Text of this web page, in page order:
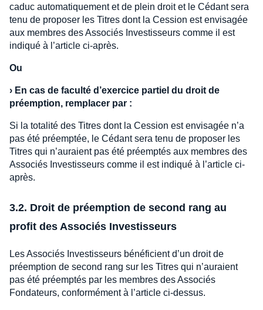
caduc automatiquement et de plein droit et le Cédant sera
tenu de proposer les Titres dont la Cession est envisagée
aux membres des Associés Investisseurs comme il est
indiqué à l’article ci-après.
Ou
› En cas de faculté d’exercice partiel du droit de
préemption, remplacer par :
Si la totalité des Titres dont la Cession est envisagée n’a
pas été préemptée, le Cédant sera tenu de proposer les
Titres qui n’auraient pas été préemptés aux membres des
Associés Investisseurs comme il est indiqué à l’article ci-
après.
3.2. Droit de préemption de second rang au
profit des Associés Investisseurs
Les Associés Investisseurs bénéficient d’un droit de
préemption de second rang sur les Titres qui n’auraient
pas été préemptés par les membres des Associés
Fondateurs, conformément à l’article ci-dessus.